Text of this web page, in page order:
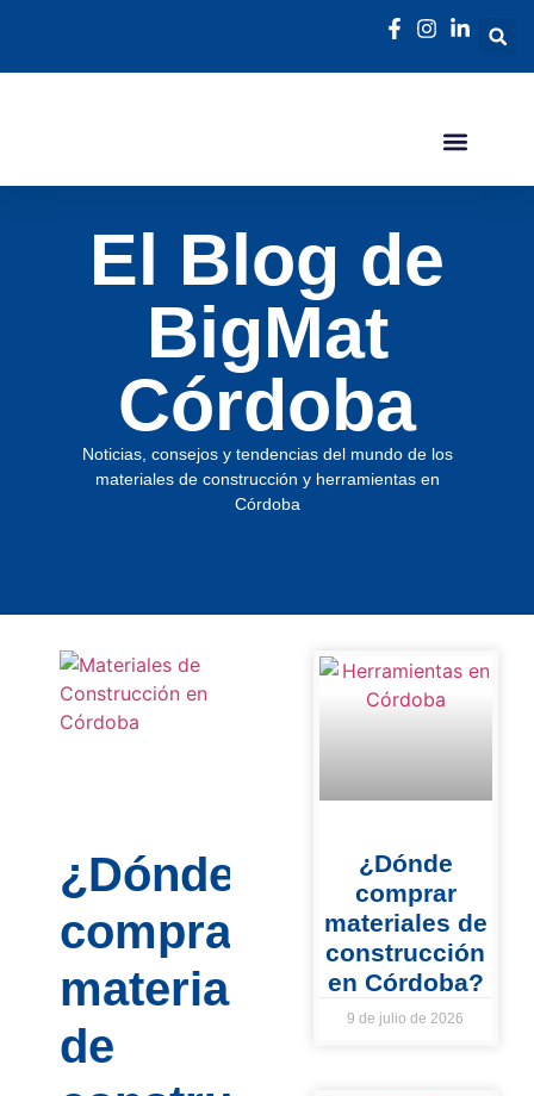
El Blog de
BigMat
Córdoba
Noticias, consejos y tendencias del mundo de los
materiales de construcción y herramientas en
Córdoba
¿Dónde
comprar
materiales
de
¿Dónde
comprar
materiales de
construcción
en Córdoba?
9 de julio de 2026